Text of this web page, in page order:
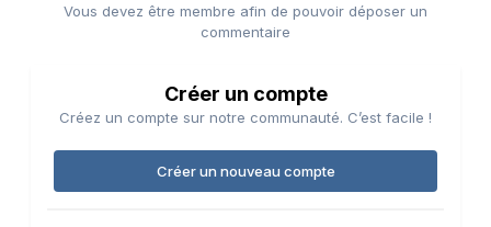
Vous devez être membre afin de pouvoir déposer un
commentaire
Créer un compte
Créez un compte sur notre communauté. C’est facile !
Créer un nouveau compte